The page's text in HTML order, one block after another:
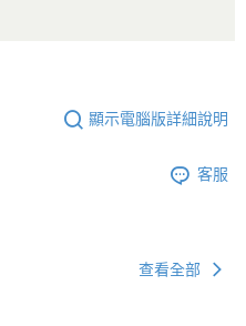
顯示電腦版詳細說明
客服
查看全部